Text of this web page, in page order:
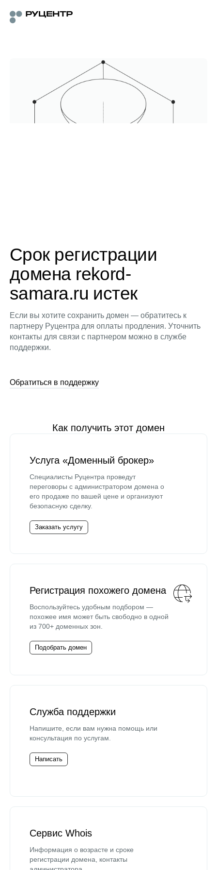
Срок регистрации
домена rekord-
samara.ru истек
Если вы хотите сохранить домен — обратитесь к
партнеру Руцентра для оплаты продления. Уточнить
контакты для связи с партнером можно в службе
поддержки.
Обратиться в поддержку
Как получить этот домен
Услуга «Доменный брокер»
Специалисты Руцентра проведут
переговоры с администратором домена о
его продаже по вашей цене и организуют
безопасную сделку.
Заказать услугу
Регистрация похожего домена
Воспользуйтесь удобным подбором —
похожее имя может быть свободно в одной
из 700+ доменных зон.
Подобрать домен
Служба поддержки
Напишите, если вам нужна помощь или
консультация по услугам.
Написать
Сервис Whois
Информация о возрасте и сроке
регистрации домена, контакты